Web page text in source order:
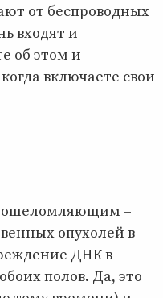
от беспроводных
входят и
об этом и
включаете свои
ошеломляющим –
опухолей в
ДНК в
полов. Да, это